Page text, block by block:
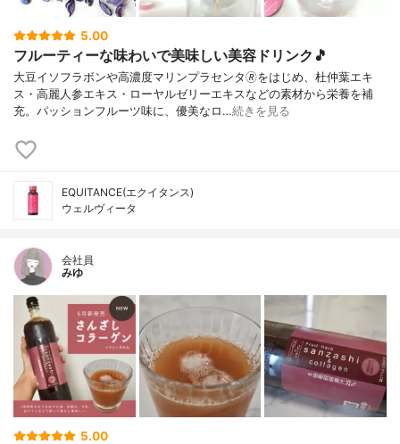
5.00
フルーティーな味わいで美味しい美容ドリンク🎵
大豆イソフラボンや高濃度マリンプラセンタ🄬をはじめ、杜仲葉エキ
ス・高麗人参エキス・ローヤルゼリーエキスなどの素材から栄養を補
充。パッションフルーツ味に、優美なロ…続きを見る
EQUITANCE(エクイタンス)
ウェルヴィータ
会社員
みゆ
5.00